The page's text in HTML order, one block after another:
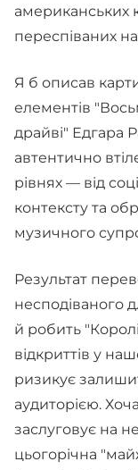
американських
переспіваних
Я б описав
елементів
драйві" Едгара
автентично
рівнях — від
контексту та
музичного
Результат
несподіваного
й робить
відкриттів у
ризикує
аудиторією.
заслуговує на
цьогорічна